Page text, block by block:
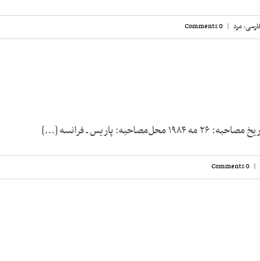
,مرد |
0 Comments
پاریس ـ فرانسه [...]
|
0 Comments